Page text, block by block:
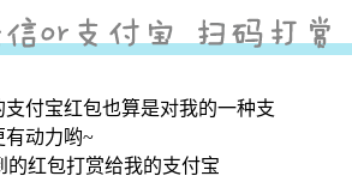
付宝红包也算是对我的一种支
有动力哟~
红包打赏给我的支付宝